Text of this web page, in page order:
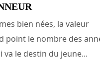
bien nées, la valeur
point le nombre des
va le destin du jeune...